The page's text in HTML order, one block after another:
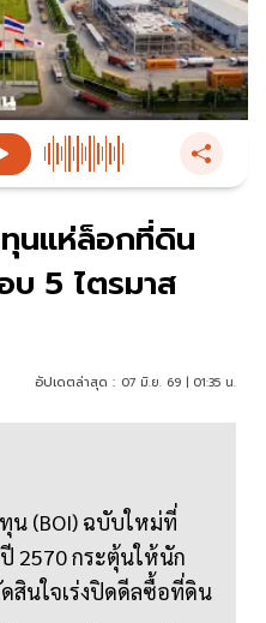
นแห่ล็อกที่ดิน
บ 5 ไตรมาส
อัปเดตล่าสุด : 07 มิ.ย. 69 | 01:35 น.
น (BOI) ฉบับใหม่ที่
2570 กระตุ้นให้นัก
สินใจเร่งปิดดีลซื้อที่ดิน